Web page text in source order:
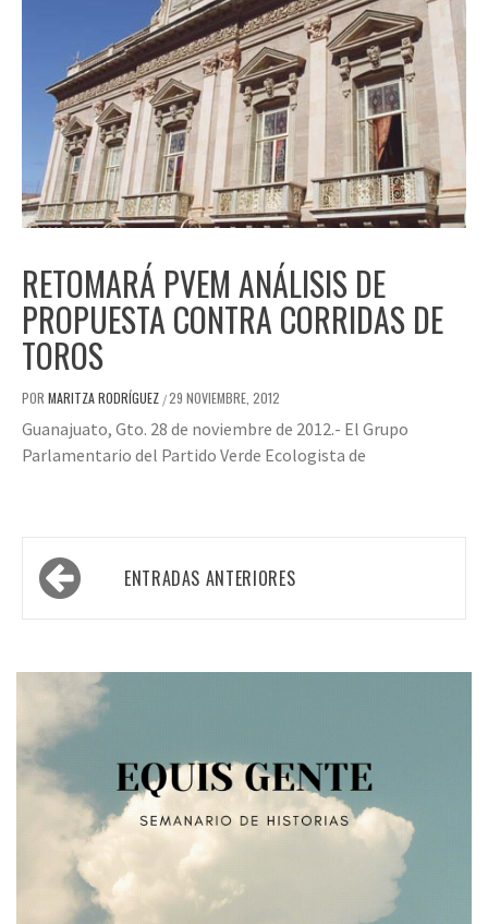
RETOMARÁ PVEM ANÁLISIS DE
PROPUESTA CONTRA CORRIDAS DE
TOROS
POR MARITZA RODRÍGUEZ /29 NOVIEMBRE, 2012
Guanajuato, Gto. 28 de noviembre de 2012.- El Grupo
Parlamentario del Partido Verde Ecologista de
Navegación
de ENTRADAS ANTERIORES